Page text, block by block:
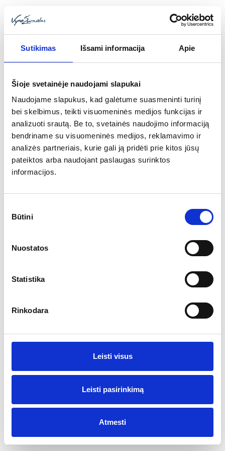
Sutikimas Išsami informacija Apie
Šioje svetainėje naudojami slapukai
Naudojame slapukus, kad galėtume suasmeninti turinį
bei skelbimus, teikti visuomeninės medijos funkcijas ir
analizuoti srautą. Be to, svetainės naudojimo informaciją
bendriname su visuomeninės medijos, reklamavimo ir
analizės partneriais, kurie gali ją pridėti prie kitos jūsų
pateiktos arba naudojant paslaugas surinktos
informacijos.
pasirinkimas
Būtini
Nuostatos
Statistika
Rinkodara
Leisti visus
Leisti pasirinkimą
Atmesti
Toggle
© 2017 Visos teisės saugomos Vyno žurnalas
SukurtaSonaro